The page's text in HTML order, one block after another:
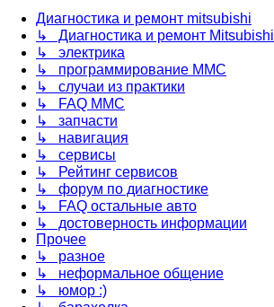
Диагностика и ремонт mitsubishi
↳ Диагностика и ремонт Mitsubishi
↳ электрика
↳ программирование MMC
↳ случаи из практики
↳ FAQ MMC
↳ запчасти
↳ навигация
↳ сервисы
↳ Рейтинг сервисов
↳ форум по диагностике
↳ FAQ остальные авто
↳ достоверность информации
Прочее
↳ разное
↳ неформальное общение
↳ юмор :)